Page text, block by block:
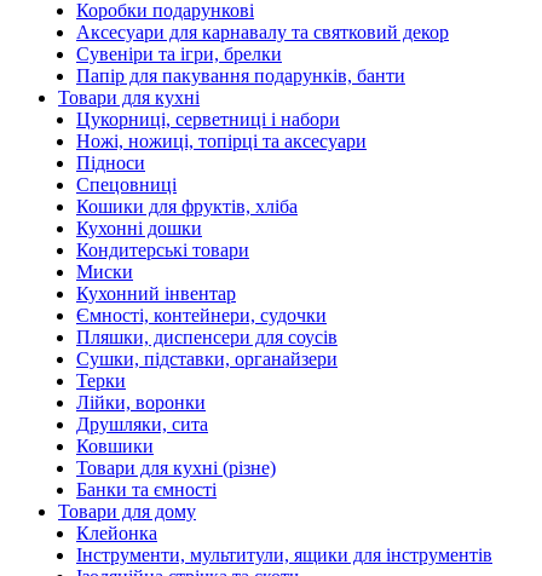
Коробки подарункові
Аксесуари для карнавалу та святковий декор
Сувеніри та ігри, брелки
Папір для пакування подарунків, банти
Товари для кухні
Цукорниці, серветниці і набори
Ножі, ножиці, топірці та аксесуари
Підноси
Спецовниці
Кошики для фруктів, хліба
Кухонні дошки
Кондитерські товари
Миски
Кухонний інвентар
Ємності, контейнери, судочки
Пляшки, диспенсери для соусів
Сушки, підставки, органайзери
Терки
Лійки, воронки
Друшляки, сита
Ковшики
Товари для кухні (різне)
Банки та ємності
Товари для дому
Клейонка
Інструменти, мультитули, ящики для інструментів